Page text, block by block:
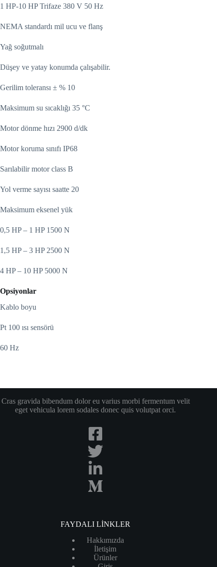
1 HP-10 HP Trifaze 380 V 50 Hz
NEMA standardı mil ucu ve flanş
Yağ soğutmalı
Düşey ve yatay konumda çalışabilir.
Gerilim toleransı ± % 10
Maksimum su sıcaklığı 35 °C
Motor dönme hızı 2900 d/dk
Motor koruma sınıfı IP68
Sarılabilir motor class B
Yol verme sayısı saatte 20
Maksimum eksenel yük
0,5 HP – 1 HP 1500 N
1,5 HP – 3 HP 2500 N
4 HP – 10 HP 5000 N
Opsiyonlar
Kablo boyu
Pt 100 ısı sensörü
60 Hz
Cras gravida bibendum dolor eu varius morbi fermentum velit
eget vehicula lorem sodales donec quis volutpat orci.
FAYDALI LİNKLER
Hakkımızda
İletişim
Ürünler